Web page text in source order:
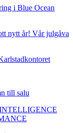
i Blue Ocean
nytt år! Vår julgåva
till salu